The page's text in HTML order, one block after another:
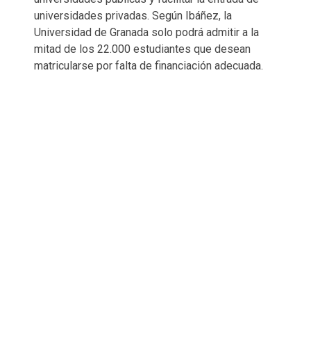
universidades privadas. Según Ibáñez, la
Universidad de Granada solo podrá admitir a la
mitad de los 22.000 estudiantes que desean
matricularse por falta de financiación adecuada.